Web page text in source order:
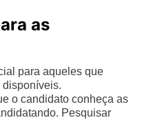
as
para aqueles que
disponíveis.
o candidato conheça as
Pesquisar